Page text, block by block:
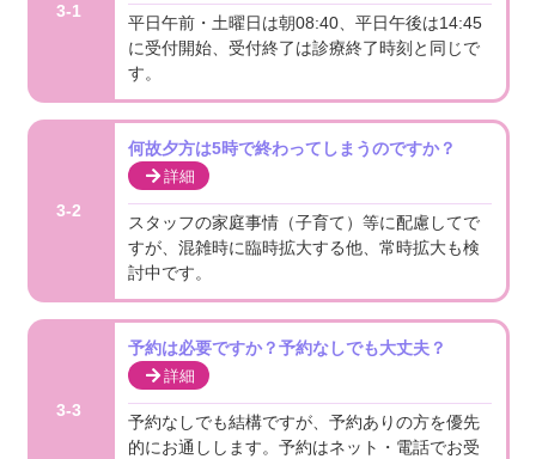
3-1
平日午前・土曜日は朝08:40、平日午後は14:45
に受付開始、受付終了は診療終了時刻と同じで
す。
3-2
何故夕方は5時で終わってしまうのですか？
詳細
スタッフの家庭事情（子育て）等に配慮してで
すが、混雑時に臨時拡大する他、常時拡大も検
討中です。
3-3
予約は必要ですか？予約なしでも大丈夫？
詳細
予約なしでも結構ですが、予約ありの方を優先
的にお通しします。予約はネット・電話でお受